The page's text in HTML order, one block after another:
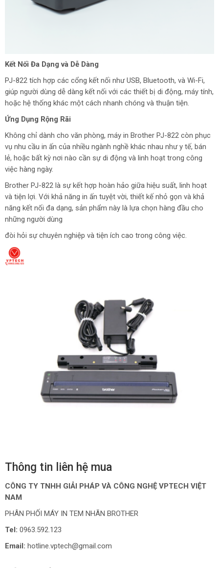
Kết Nối Đa Dạng và Dễ Dàng
PJ-822 tích hợp các cổng kết nối như USB, Bluetooth, và Wi-Fi,
giúp người dùng dễ dàng kết nối với các thiết bị di động, máy tính,
hoặc hệ thống khác một cách nhanh chóng và thuận tiện.
Ứng Dụng Rộng Rãi
Không chỉ dành cho văn phòng, máy in Brother PJ-822 còn phục
vụ nhu cầu in ấn của nhiều ngành nghề khác nhau như y tế, bán
lẻ, hoặc bất kỳ nơi nào cần sự di động và linh hoạt trong công
việc hàng ngày.
Brother PJ-822 là sự kết hợp hoàn hảo giữa hiệu suất, linh hoạt
và tiện lợi. Với khả năng in ấn tuyệt vời, thiết kế nhỏ gọn và khả
năng kết nối đa dạng, sản phẩm này là lựa chọn hàng đầu cho
những người dùng
đòi hỏi sự chuyên nghiệp và tiện ích cao trong công việc.
Thông tin liên hệ mua
CÔNG TY TNHH GIẢI PHÁP VÀ CÔNG NGHỆ VPTECH VIỆT
NAM
PHÂN PHỐI MÁY IN TEM NHÃN BROTHER
Tel: 0963.592.123
Email: hotline.vptech@gmail.com